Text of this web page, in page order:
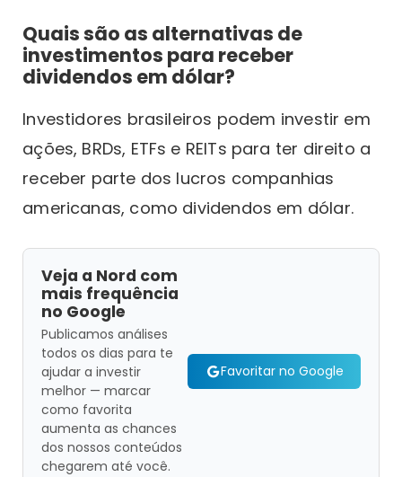
Quais são as alternativas de
investimentos para receber
dividendos em dólar?
Investidores brasileiros podem investir em
ações, BRDs, ETFs e REITs para ter direito a
receber parte dos lucros companhias
americanas, como dividendos em dólar.
Veja a Nord com
mais frequência
no Google
Publicamos análises
todos os dias para te
ajudar a investir
melhor — marcar
como favorita
aumenta as chances
dos nossos conteúdos
chegarem até você.
Favoritar no Google